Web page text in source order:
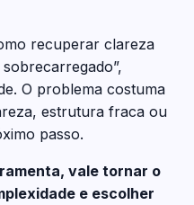
recuperar clareza
O problema costuma
estrutura fraca ou
passo.
vale tornar o
e escolher